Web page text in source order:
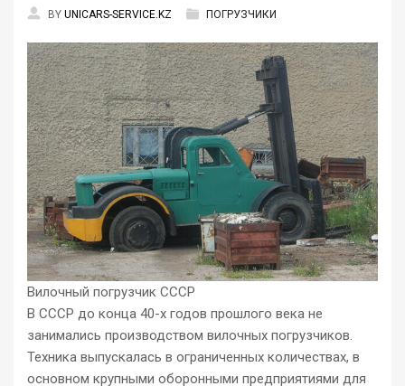
BY UNICARS-SERVICE.KZ ПОГРУЗЧИКИ
Вилочный погрузчик СССР
В СССР до конца 40-х годов прошлого века не
занимались производством вилочных погрузчиков.
Техника выпускалась в ограниченных количествах, в
основном крупными оборонными предприятиями для